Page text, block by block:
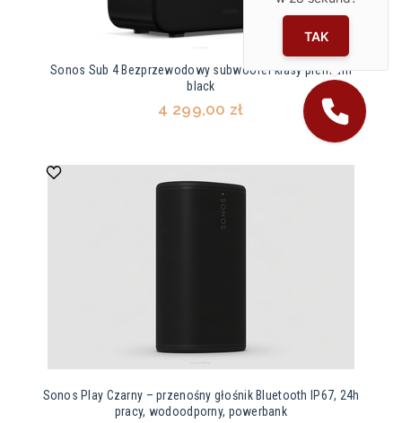
Sonos Sub 4 Bezprzewodowy subwoofer klasy premium
black
4 299,00 zł
Sonos Play Czarny – przenośny głośnik Bluetooth IP67, 24h
pracy, wodoodporny, powerbank
TAK